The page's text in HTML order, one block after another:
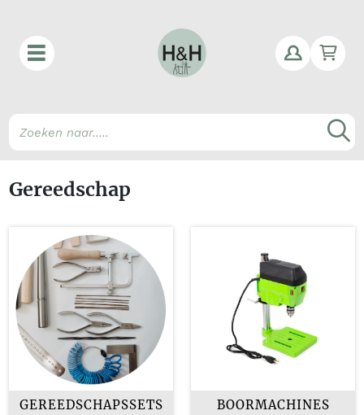
Gereedschap
GEREEDSCHAPSSETS BOORMACHINES